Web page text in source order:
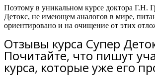
Поэтому в уникальном курсе доктора Г.Н.
Детокс, не имеющем аналогов в мире,
ориентировано и на очищение от этих
Отзывы курса Супер
Почитайте, что пишут
курса, которые уже его